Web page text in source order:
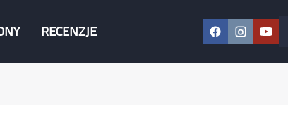
RECENZJE Facebook
Instagram